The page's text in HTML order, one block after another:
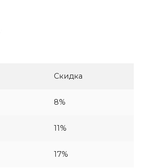
Скидка
8%
11%
17%